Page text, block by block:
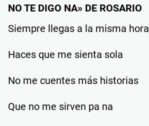
NO TE DIGO NA» DE ROSARIO
Siempre llegas a la misma hora
Haces que me sienta sola
No me cuentes más historias
Que no me sirven pa na